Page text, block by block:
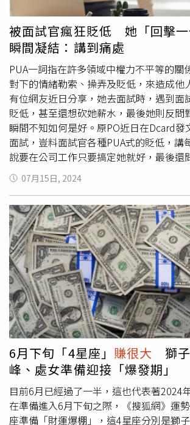
生殖機構才能實施人工生殖、接受生殖細
提供；選擇通過許可之人工生殖機構進行
人員、設施及設備上均符合相關規範，對
也是一種安全保障。第三，捐卵不是賣卵
子數計價，國健署提到，為避免精卵捐贈
引發倫理爭議，我國《人工生殖法》已規
式捐贈；但考量捐贈人於捐贈過程必須接
等措施，尤其是卵子捐贈者須接受排卵針
卵」之侵入性手術，因此，不孕夫妻得委
供營養費或營養品予捐贈人，或負擔其必
工時損失及交通費用，以補償捐卵者所費
產生的風險及不便，依我國規定，接受捐
請人工生殖機構提供營養費、工時損失及
萬9000元以內金額。第四，出國捐精卵
國健署提醒，近年來，在媒體或社群網路
文招攬民眾出國捐卵賺取營養金，招攬內
國旅遊，還可兼賺高額營養金，依據我國
31條規定，意圖營利，從事生殖細胞、胚
紹者，處2年以下有期徒刑、拘役或科或
以上100萬元以下罰金，針對有上述意圖
理。國健署也說，另因該些招攬內容未曾
細胞可能觸犯當地法律，以赴大陸地區捐
迄今禁止任何組織或個人，以任何形式募
化的捐卵行為，因此赴大陸地區捐卵是違
為，又例如赴美捐卵，依規定應持醫療簽
持旅遊簽證卻從事醫療或工作，一樣是違
應事先瞭解並遵守當地的相關法令規範，
況下觸法。
被面試官瘋狂貶低 她「回擊
瞬間凝結：講到痛處
PUA一詞指在許多領域中權力不平等的關
對下的情緒勒索、操弄及貶低，來造成他
有位網友近日分享，她去面試時，遇到面
貶低，甚至還想砍她薪水，最後她則反問
瞬間不知如何是好。原PO近日在Dcard發
面試，豈料面試官各種PUA式的貶低，講
說要在公司工作只要搞定她就好，最後還
段時間了吧，想必老公
不用工作
2次，不僅如此還一直說別部門的壞話，
而原PO也不是省油的燈，看面試官怨念
多加個問題「妳在這邊工作開心嗎？」對
何是好有些愣住，講完後就加強PUA，讓
「講到她痛處了！」此文一出，便引起熱
「這種你要pua回去呀，反正之後也不會
充血才爽」、「這面試官PUA大師耶」、
中腦羞就覺得好笑，原波心性強大很讚」
07月15日, 2024
6月下旬「4星座」 賺很大 獅
峰、處女準備迎接「爆發期」
目前6月已經過了一半，這也代表著2024
在準備進入6月下旬之際，《搜狐網》運
座準備「財運爆棚」，這4星座分別是獅